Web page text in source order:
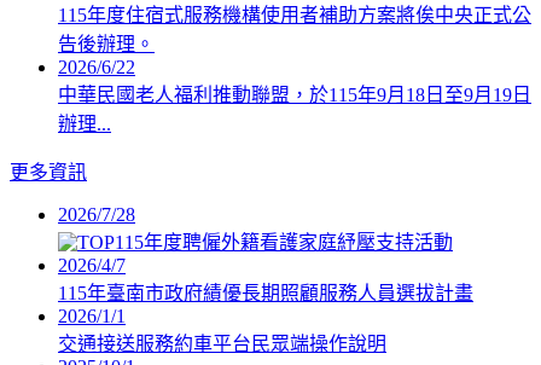
115年度住宿式服務機構使用者補助方案將俟中央正式公
告後辦理。
2026/6/22
中華民國老人福利推動聯盟，於115年9月18日至9月19日
辦理...
更多資訊
2026/7/28
115年度聘僱外籍看護家庭紓壓支持活動
2026/4/7
115年臺南市政府績優長期照顧服務人員選拔計畫
2026/1/1
交通接送服務約車平台民眾端操作說明